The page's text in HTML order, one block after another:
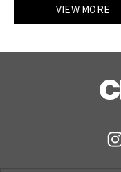
VIEW MORE